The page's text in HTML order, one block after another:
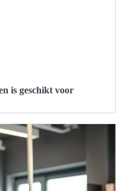
is geschikt voor